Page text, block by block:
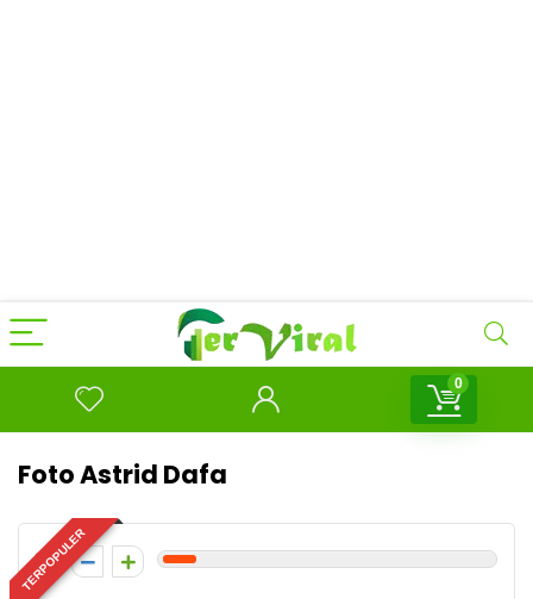
0
Foto Astrid Dafa
TERPOPULER
1